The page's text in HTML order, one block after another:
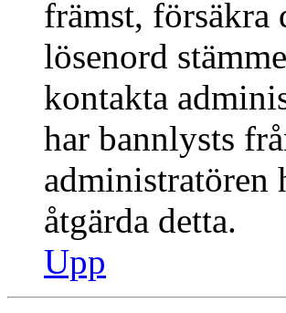
främst, försäkra
lösenord
kontakta
har bannlysts
administratören
åtgärda detta.
Upp